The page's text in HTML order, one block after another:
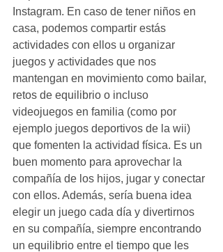
Instagram. En caso de tener niños en
casa, podemos compartir estás
actividades con ellos u organizar
juegos y actividades que nos
mantengan en movimiento como bailar,
retos de equilibrio o incluso
videojuegos en familia (como por
ejemplo juegos deportivos de la wii)
que fomenten la actividad física. Es un
buen momento para aprovechar la
compañía de los hijos, jugar y conectar
con ellos. Además, sería buena idea
elegir un juego cada día y divertirnos
en su compañía, siempre encontrando
un equilibrio entre el tiempo que les